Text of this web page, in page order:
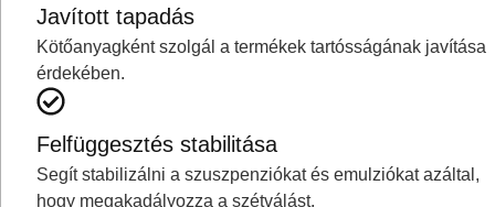
Javított tapadás
Kötőanyagként szolgál a termékek tartósságának javítása
érdekében.
Felfüggesztés stabilitása
Segít stabilizálni a szuszpenziókat és emulziókat azáltal,
hogy megakadályozza a szétválást.